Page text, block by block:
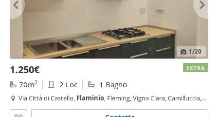
1/20
1.250€
70m2 2 Loc 1 Bagno
Via Città di Castello, Flaminio, Fleming, Vigna Clara, Camilluccia,
EXTRA